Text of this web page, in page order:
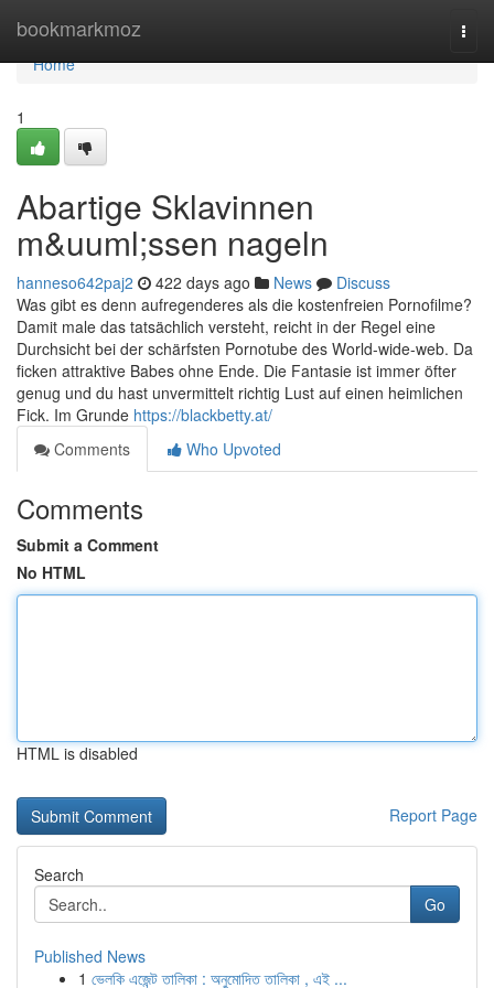
bookmarkmoz
Home
Home
1
Abartige Sklavinnen
m&uuml;ssen nageln
hanneso642paj2 422 days ago News
Discuss
Was gibt es denn aufregenderes als die kostenfreien Pornofilme?
Damit male das tatsächlich versteht, reicht in der Regel eine
Durchsicht bei der schärfsten Pornotube des World-wide-web. Da
ficken attraktive Babes ohne Ende. Die Fantasie ist immer öfter
genug und du hast unvermittelt richtig Lust auf einen heimlichen
Fick. Im Grunde https://blackbetty.at/
Comments
Who Upvoted
Comments
Submit a Comment
No HTML
HTML is disabled
Report Page
Search
Go
Published News
1 ভেলকি এজেন্ট তালিকা : অনুমোদিত তালিকা , এই ...